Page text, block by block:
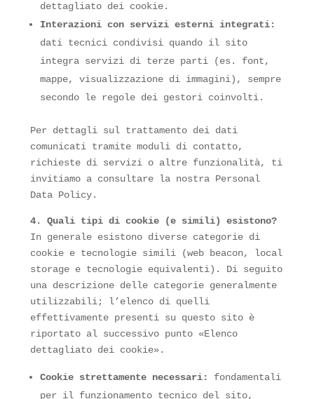
dettagliato dei cookie.
Interazioni con servizi esterni integrati:
dati tecnici condivisi quando il sito
integra servizi di terze parti (es. font,
mappe, visualizzazione di immagini), sempre
secondo le regole dei gestori coinvolti.
Per dettagli sul trattamento dei dati
comunicati tramite moduli di contatto,
richieste di servizi o altre funzionalità, ti
invitiamo a consultare la nostra Personal
Data Policy.
4. Quali tipi di cookie (e simili) esistono?
In generale esistono diverse categorie di
cookie e tecnologie simili (web beacon, local
storage e tecnologie equivalenti). Di seguito
una descrizione delle categorie generalmente
utilizzabili; l’elenco di quelli
effettivamente presenti su questo sito è
riportato al successivo punto «Elenco
dettagliato dei cookie».
Cookie strettamente necessari: fondamentali
per il funzionamento tecnico del sito,